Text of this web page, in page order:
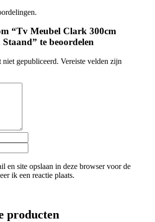
“Tv Meubel Clark 300cm
te beoordelen
niet gepubliceerd. Vereiste velden zijn
en site opslaan in deze browser voor de
ik een reactie plaats.
producten